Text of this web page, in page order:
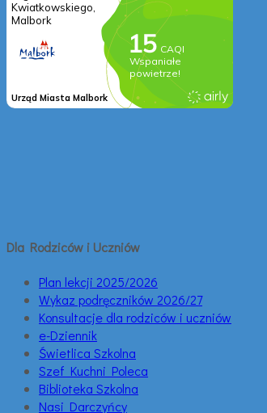
Dla Rodziców i Uczniów
Plan lekcji 2025/2026
Wykaz podręczników 2026/27
Konsultacje dla rodziców i uczniów
e-Dziennik
Świetlica Szkolna
Szef Kuchni Poleca
Biblioteka Szkolna
Nasi Darczyńcy